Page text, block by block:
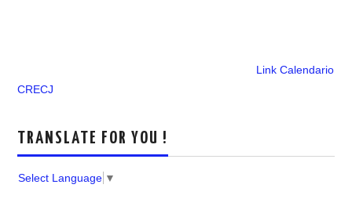
Link Calendario
CRECJ
TRANSLATE FOR YOU !
Select Language ▼